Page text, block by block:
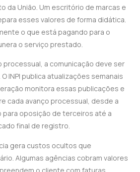
da União. Um escritório de marcas e
esses valores de forma didática.
o que está pagando para o
o serviço prestado.
processual, a comunicação deve ser
INPI publica atualizações semanais
monitora essas publicações e
cada avanço processual, desde a
oposição de terceiros até a
final de registro.
gera custos ocultos que
Algumas agências cobram valores
o cliente com faturas